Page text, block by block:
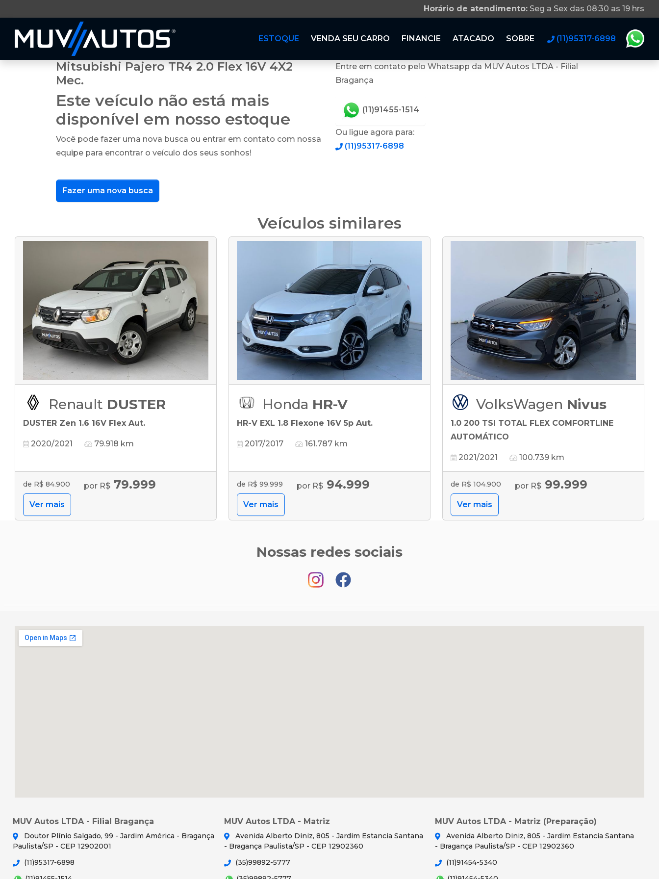
Horário de atendimento: Seg a Sex das 08:30 as 19 hrs
ESTOQUE VENDA SEU CARRO FINANCIE ATACADO SOBRE (11)95317-6898
Mitsubishi Pajero TR4 2.0 Flex 16V 4X2
Mec.
Este veículo não está mais
disponível em nosso estoque
Você pode fazer uma nova busca ou entrar em contato com nossa
equipe para encontrar o veículo dos seus sonhos!
Fazer uma nova busca
Entre em contato pelo Whatsapp da MUV Autos LTDA - Filial
Bragança
(11)91455-1514
Ou ligue agora para:
(11)95317-6898
Veículos similares
Renault DUSTER
DUSTER Zen 1.6 16V Flex Aut.
2020/2021 79.918 km
de R$ 84.900 por R$ 79.999
Ver mais
Honda HR-V
HR-V EXL 1.8 Flexone 16V 5p Aut.
2017/2017 161.787 km
de R$ 99.999 por R$ 94.999
Ver mais
VolksWagen Nivus
1.0 200 TSI TOTAL FLEX COMFORTLINE
AUTOMÁTICO
2021/2021 100.739 km
de R$ 104.900 por R$ 99.999
Ver mais
Nossas redes sociais
MUV Autos LTDA - Filial Bragança
Doutor Plínio Salgado, 99 - Jardim América - Bragança
Paulista/SP - CEP 12902001
(11)95317-6898
MUV Autos LTDA - Matriz
Avenida Alberto Diniz, 805 - Jardim Estancia Santana
- Bragança Paulista/SP - CEP 12902360
(35)99892-5777
MUV Autos LTDA - Matriz (Preparação)
Avenida Alberto Diniz, 805 - Jardim Estancia Santana
- Bragança Paulista/SP - CEP 12902360
(11)91454-5340